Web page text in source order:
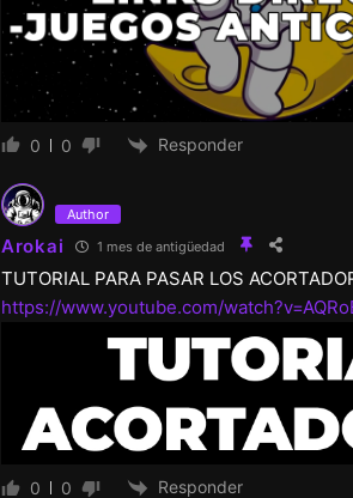
0 0 Responder
Author
Arokai 1 mes de antigüedad
TUTORIAL PARA PASAR LOS
https://www.youtube.com/
0 0 Responder